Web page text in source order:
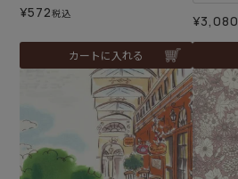
¥572税込
カートに入れる
¥3,080